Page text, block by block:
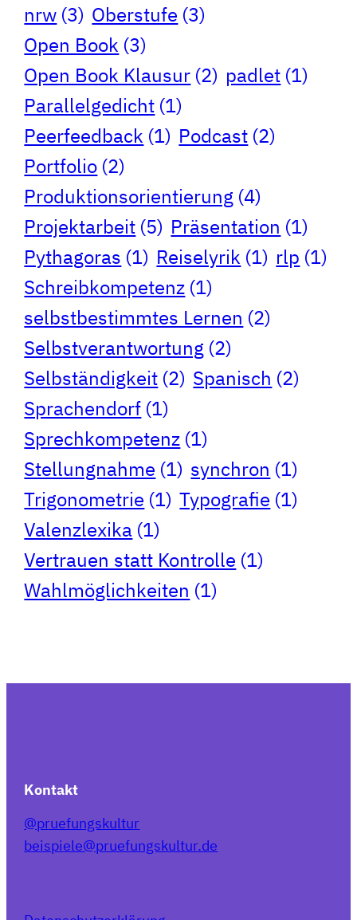
nrw (3) Oberstufe (3)
Open Book (3)
Open Book Klausur (2) padlet (1)
Parallelgedicht (1)
Peerfeedback (1) Podcast (2)
Portfolio (2)
Produktionsorientierung (4)
Projektarbeit (5) Präsentation (1)
Pythagoras (1) Reiselyrik (1) rlp (1)
Schreibkompetenz (1)
selbstbestimmtes Lernen (2)
Selbstverantwortung (2)
Selbständigkeit (2) Spanisch (2)
Sprachendorf (1)
Sprechkompetenz (1)
Stellungnahme (1) synchron (1)
Trigonometrie (1) Typografie (1)
Valenzlexika (1)
Vertrauen statt Kontrolle (1)
Wahlmöglichkeiten (1)
Kontakt
@pruefungskultur
beispiele@pruefungskultur.de